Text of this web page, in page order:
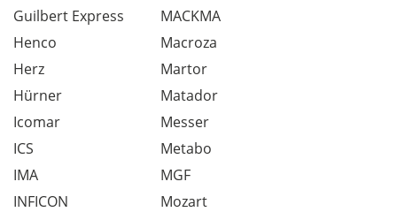
Guilbert Express
Henco
Herz
Hürner
Icomar
ICS
IMA
INFICON
MACKMA
Macroza
Martor
Matador
Messer
Metabo
MGF
Mozart